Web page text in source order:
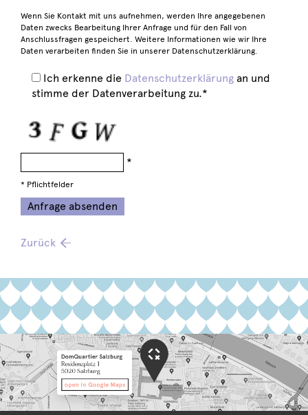
Wenn Sie Kontakt mit uns aufnehmen, werden Ihre angegebenen
Daten zwecks Bearbeitung Ihrer Anfrage und für den Fall von
Anschlussfragen gespeichert. Weitere Informationen wie wir Ihre
Daten verarbeiten finden Sie in unserer Datenschutzerklärung.
Ich erkenne die Datenschutzerklärung an und
stimme der Datenverarbeitung zu.*
*
* Pflichtfelder
Zurück